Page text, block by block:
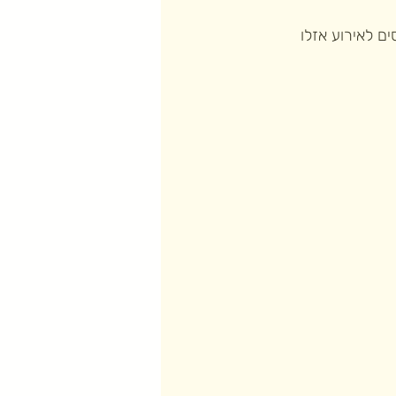
לאירוע אזלו